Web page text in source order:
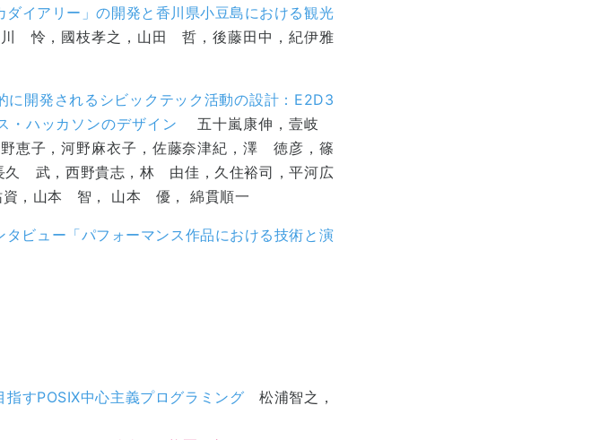
イアリー」の開発と香川県小豆島における観光
怜，國枝孝之，山田 哲，後藤田中，紀伊雅
に開発されるシビックテック活動の設計：E2D3
・ハッカソンのデザイン 五十嵐康伸，壹岐
恵子，河野麻衣子，佐藤奈津紀，澤 徳彦，篠
久 武，西野貴志，林 由佳，久住裕司，平河広
，山本 智， 山本 優， 綿貫順一
ビュー「パフォーマンス作品における技術と演
指すPOSIX中心主義プログラミング松浦智之，